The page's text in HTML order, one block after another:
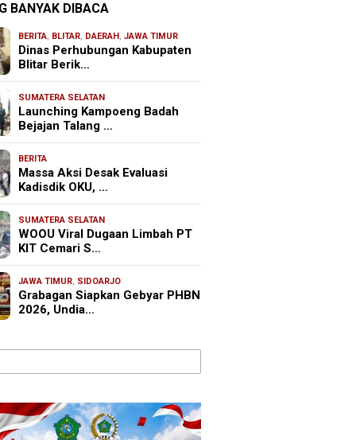
BANYAK DIBACA
BERITA, BLITAR, DAERAH ,JAWA TIMUR
Dinas Perhubungan Kabupaten
Blitar Berik…
SUMATERA SELATAN
Launching Kampoeng Badah
Bejajan Talang …
BERITA
Massa Aksi Desak Evaluasi
Kadisdik OKU, …
SUMATERA SELATAN
WOOU Viral Dugaan Limbah PT
KIT Cemari S…
JAWA TIMUR, SIDOARJO
Grabagan Siapkan Gebyar PHBN
2026, Undia…